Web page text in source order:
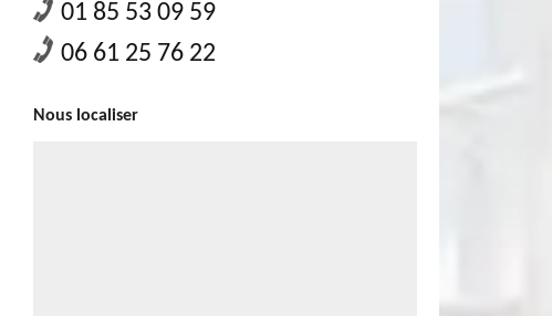
01 85 53 09 59
06 61 25 76 22
Nous localiser